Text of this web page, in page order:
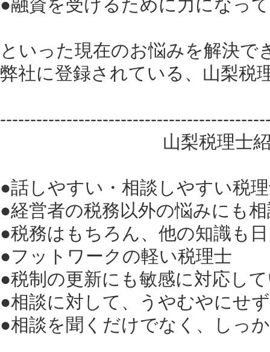
●融資を受けるために力になっ
といった現在のお悩みを解決で
弊社に登録されている、山梨税
山梨税理士紹介セン
●話しやすい・相談しやすい税
●経営者の税務以外の悩みにも
●税務はもちろん、他の知識も
●フットワークの軽い税理士
●税制の更新にも敏感に対応し
●相談に対して、うやむやにせ
●相談を聞くだけでなく、しっ